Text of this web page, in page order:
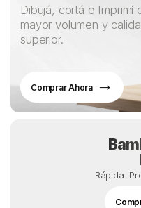
Dibujá, cortá e Imprimí
mayor volumen y
superior.
Comprar Ahora
Rápida.